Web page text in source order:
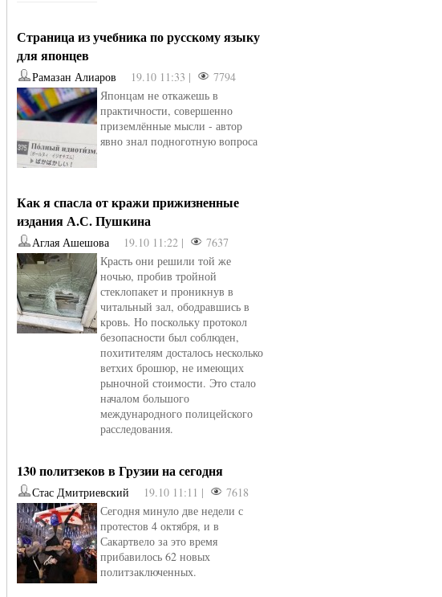
от Ирина Иновели от kotyaravesel
Страница из учебника по русскому языку
для японцев
Рамазан Алиаров 19.10 11:33 |
7794
Японцам не откажешь в
практичности, совершенно
приземлённые мысли - автор
явно знал подноготную вопроса
Как я спасла от кражи прижизненные
издания А.С. Пушкина
Аглая Ашешова 19.10 11:22 |
7637
Красть они решили той же
ночью, пробив тройной
стеклопакет и проникнув в
читальный зал, ободравшись в
кровь. Но поскольку протокол
безопасности был соблюден,
похитителям досталось несколько
ветхих брошюр, не имеющих
рыночной стоимости. Это стало
началом большого
международного полицейского
расследования.
130 политзеков в Грузии на сегодня
Стас Дмитриевский 19.10 11:11 |
7618
Сегодня минуло две недели с
протестов 4 октября, и в
Сакартвело за это время
прибавилось 62 новых
политзаключенных.